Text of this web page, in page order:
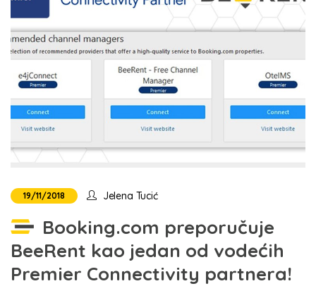
19/11/2018 Jelena Tucić
Booking.com preporučuje
BeeRent kao jedan od vodećih
Premier Connectivity partnera!